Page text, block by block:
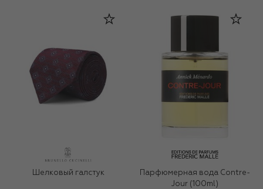
Шелковый галстук
Парфюмерная вода Contre-
Jour (100ml)